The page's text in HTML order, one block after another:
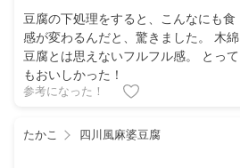
豆腐の下処理をすると、こんなにも食
感が変わるんだと、驚きました。 木綿
豆腐とは思えないフルフル感。 とって
もおいしかった！
参考になった！
たかこ 四川風麻婆豆腐